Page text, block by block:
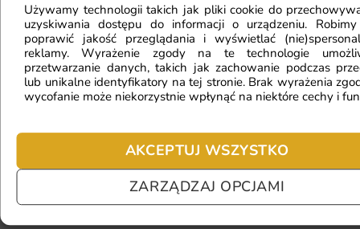
Używamy technologii takich jak pliki cookie do
uzyskiwania dostępu do informacji o urządzeniu.
poprawić jakość przeglądania i wyświetlać
reklamy. Wyrażenie zgody na te technologie
przetwarzanie danych, takich jak zachowanie podczas
lub unikalne identyfikatory na tej stronie. Brak wyrażenia
wycofanie może niekorzystnie wpłynąć na niektóre cechy i
AKCEPTUJ WSZYSTKO
ZARZĄDZAJ OPCJAMI
fototapetę?
Ile będę czekać na realizację
zamówienia?
Czy mogę zwrócić fototapetę?